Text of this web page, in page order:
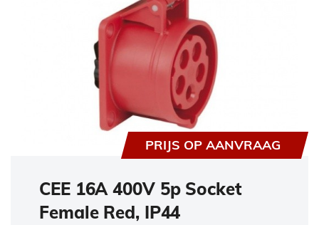
PRIJS OP AANVRAAG
CEE 16A 400V 5p Socket
Female Red, IP44